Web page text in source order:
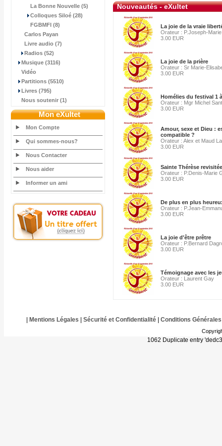
La Bonne Nouvelle (5)
Colloques Siloé (28)
FGBMFI (8)
Carlos Payan
Livre audio (7)
Radios (52)
Musique (3116)
Vidéo
Partitions (5510)
Livres (795)
Nous soutenir (1)
Mon eXultet
Mon Compte
Qui sommes-nous?
Nous Contacter
Nous aider
Informer un ami
Nouveautés - eXultet
La joie de la vraie
Orateur : P.Joseph-Marie
3.00 EUR
La joie de la prière
Orateur : Sr Marie-
3.00 EUR
Homélies du festival 1
Orateur : Mgr Michel
3.00 EUR
Amour, sexe et Dieu :
compatible ?
Orateur : Alex et Maud
3.00 EUR
Sainte Thérèse revisitée
Orateur : P.Denis-Marie
3.00 EUR
De plus en plus
Orateur : P.Jean-
3.00 EUR
La joie d'être prêtre
Orateur : P.Bernard
3.00 EUR
Témoignage avec les
Orateur : Laurent Gay
3.00 EUR
Mentions Légales Sécurité et Confidentialité| Conditions Générales
1062 Duplicate entry